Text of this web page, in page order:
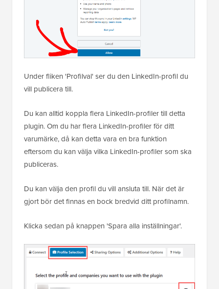
Under fliken 'Profilval' ser du den LinkedIn-profil du
vill publicera till.
Du kan alltid koppla flera LinkedIn-profiler till detta
plugin. Om du har flera LinkedIn-profiler för ditt
varumärke, då kan detta vara en bra funktion
eftersom du kan välja vilka LinkedIn-profiler som ska
publiceras.
Du kan välja den profil du vill ansluta till. När det är
gjort bör det finnas en bock bredvid ditt profilnamn.
Klicka sedan på knappen 'Spara alla inställningar'.